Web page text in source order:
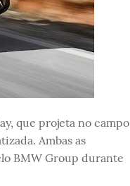
que projeta no campo
Ambas as
BMW Group durante